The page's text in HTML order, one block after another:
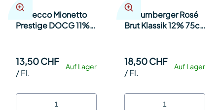
Prosecco Mionetto
Prestige DOCG 11%
Auf Lager
13,50 CHF
/Fl.
Schlumberger Rosé
Brut Klassik 12% 75cl
Auf Lager
18,50 CHF
/Fl.